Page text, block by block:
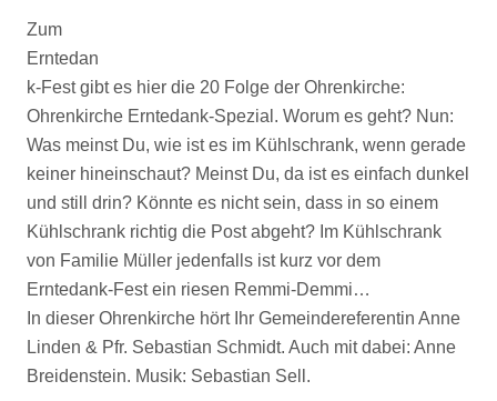
Zum
Erntedan
k-Fest gibt es hier die 20 Folge der Ohrenkirche:
Ohrenkirche Erntedank-Spezial. Worum es geht? Nun:
Was meinst Du, wie ist es im Kühlschrank, wenn gerade
keiner hineinschaut? Meinst Du, da ist es einfach dunkel
und still drin? Könnte es nicht sein, dass in so einem
Kühlschrank richtig die Post abgeht? Im Kühlschrank
von Familie Müller jedenfalls ist kurz vor dem
Erntedank-Fest ein riesen Remmi-Demmi…
In dieser Ohrenkirche hört Ihr Gemeindereferentin Anne
Linden & Pfr. Sebastian Schmidt. Auch mit dabei: Anne
Breidenstein. Musik: Sebastian Sell.